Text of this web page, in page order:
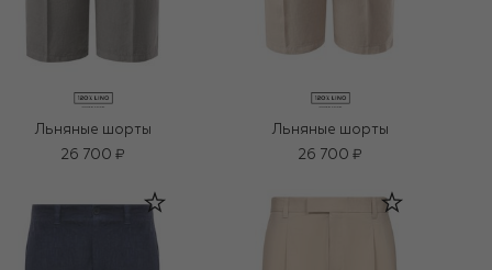
Льняные шорты
26 700 ₽
Льняные шорты
26 700 ₽